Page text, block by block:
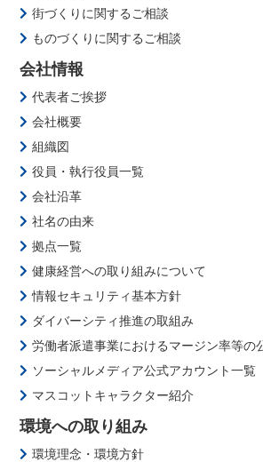
街づくりに関するご相談
ものづくりに関するご相談
会社情報
代表者ご挨拶
会社概要
組織図
役員・執行役員一覧
会社沿革
社名の由来
拠点一覧
健康経営への取り組みについて
情報セキュリティ基本方針
ダイバーシティ推進の取組み
労働者派遣事業におけるマージン率等の
ソーシャルメディア公式アカウント一覧
マスコットキャラクター紹介
環境への取り組み
環境理念・環境方針